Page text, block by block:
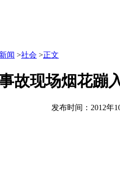
闻 >社会 >正文
故现场烟花蹦
发布时间：2012年